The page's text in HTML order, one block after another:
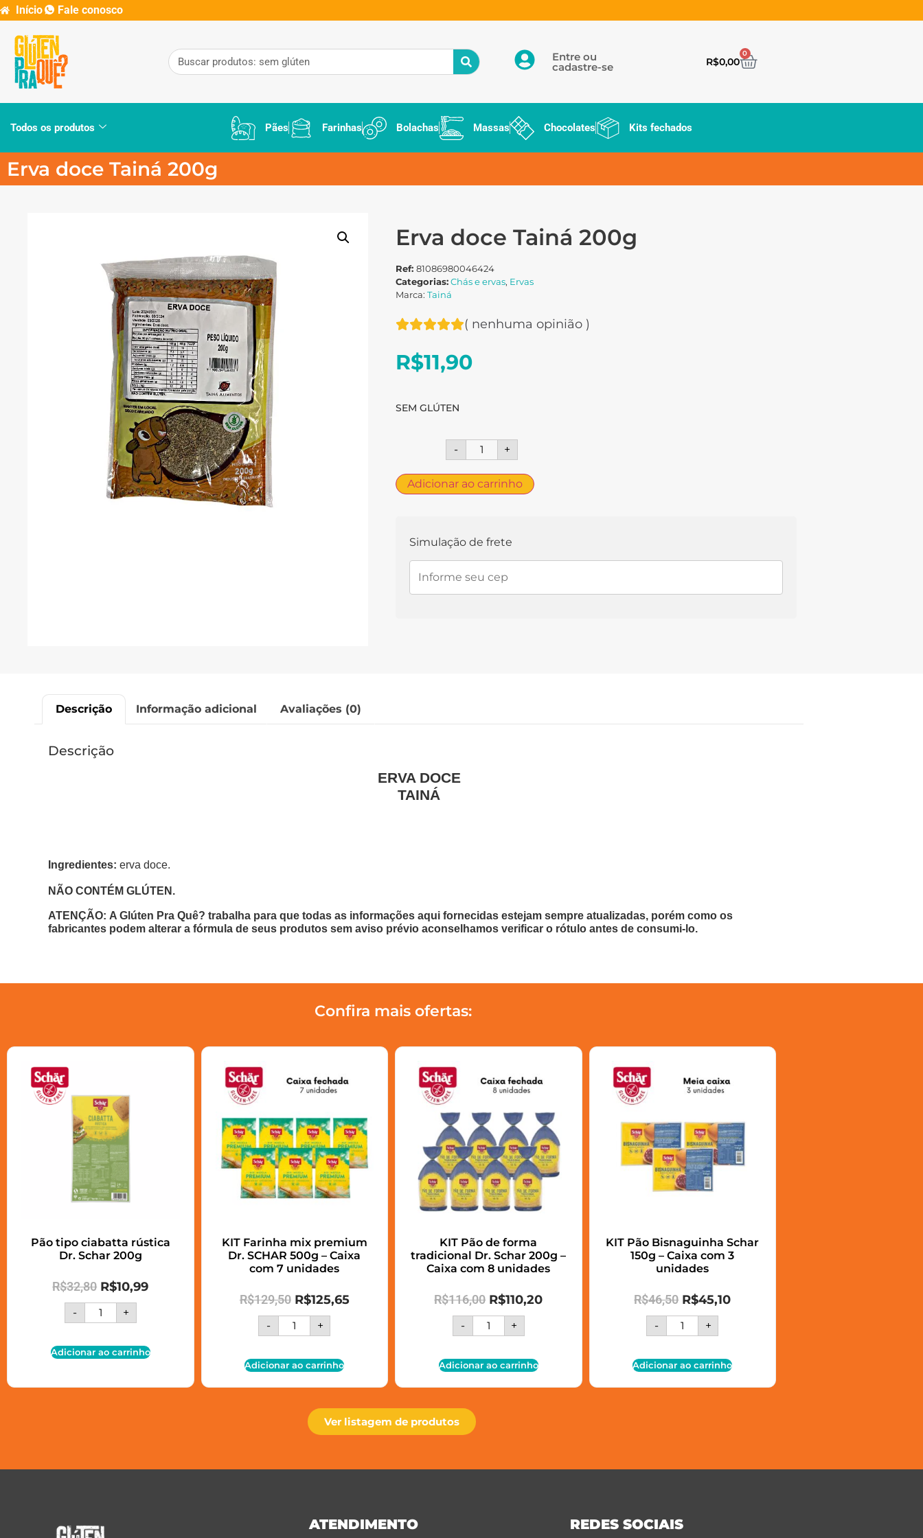
Início Fale conosco
Entre ou
cadastre-se R$0,00
0
Todos os produtos Pães Farinhas Bolachas Massas Chocolates Kits fechados
Erva doce Tainá 200g
Erva doce Tainá 200g
Ref: 81086980046424
Categorias:Chás e ervas, Ervas
Marca: Tainá
( nenhuma opinião )
R$11,90
SEM GLÚTEN
- +
Adicionar ao carrinho
Simulação de frete
Descrição Informação adicional Avaliações (0)
Descrição
ERVA DOCE
TAINÁ
Ingredientes: erva doce.
NÃO CONTÉM GLÚTEN.
ATENÇÃO: A Glúten Pra Quê? trabalha para que todas as informações aqui fornecidas estejam sempre atualizadas, porém como os
fabricantes podem alterar a fórmula de seus produtos sem aviso prévio aconselhamos verificar o rótulo antes de consumi-lo.
Confira mais ofertas:
Pão tipo ciabatta rústica
Dr. Schar 200g
R$32,80 R$10,99
- +
Adicionar ao carrinho
KIT Farinha mix premium
Dr. SCHAR 500g – Caixa
com 7 unidades
R$129,50 R$125,65
- +
Adicionar ao carrinho
KIT Pão de forma
tradicional Dr. Schar 200g –
Caixa com 8 unidades
R$116,00 R$110,20
- +
Adicionar ao carrinho
KIT Pão Bisnaguinha Schar
150g – Caixa com 3
unidades
R$46,50 R$45,10
- +
Adicionar ao carrinho
Ver listagem de produtos
ATENDIMENTO REDES SOCIAIS